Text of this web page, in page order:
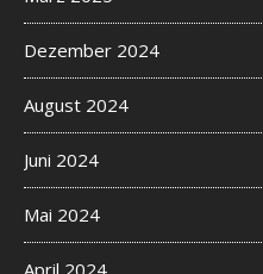
O
n
l
y
s
a
Dezember 2024
August 2024
Juni 2024
Mai 2024
April 2024